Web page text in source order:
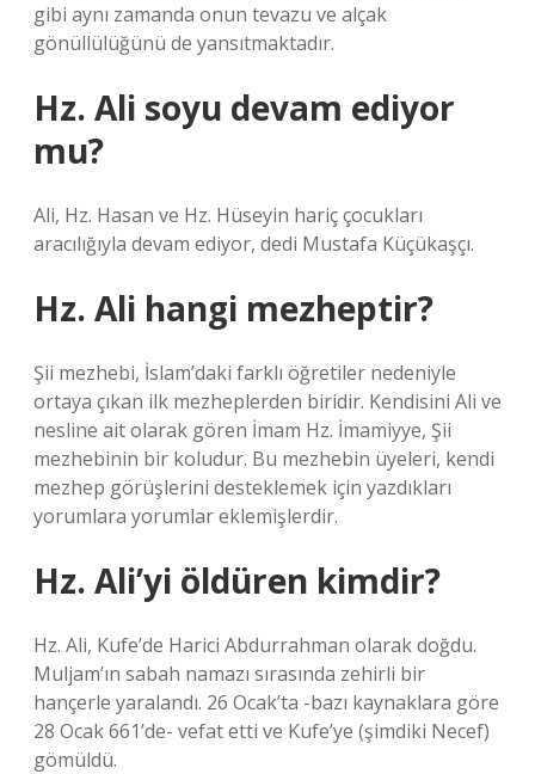
gibi aynı zamanda onun tevazu ve alçak
gönüllülüğünü de yansıtmaktadır.
Hz. Ali soyu devam ediyor
mu?
Ali, Hz. Hasan ve Hz. Hüseyin hariç çocukları
aracılığıyla devam ediyor, dedi Mustafa Küçükaşçı.
Hz. Ali hangi mezheptir?
Şii mezhebi, İslam’daki farklı öğretiler nedeniyle
ortaya çıkan ilk mezheplerden biridir. Kendisini Ali ve
nesline ait olarak gören İmam Hz. İmamiyye, Şii
mezhebinin bir koludur. Bu mezhebin üyeleri, kendi
mezhep görüşlerini desteklemek için yazdıkları
yorumlara yorumlar eklemişlerdir.
Hz. Ali’yi öldüren kimdir?
Hz. Ali, Kufe’de Harici Abdurrahman olarak doğdu.
Muljam’ın sabah namazı sırasında zehirli bir
hançerle yaralandı. 26 Ocak’ta -bazı kaynaklara göre
28 Ocak 661’de- vefat etti ve Kufe’ye (şimdiki Necef)
gömüldü.